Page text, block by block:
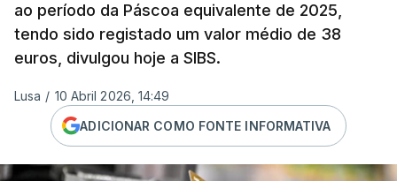
ao período da Páscoa equivalente de 2025,
tendo sido registado um valor médio de 38
euros, divulgou hoje a SIBS.
Lusa / 10 Abril 2026, 14:49
ADICIONAR COMO FONTE INFORMATIVA